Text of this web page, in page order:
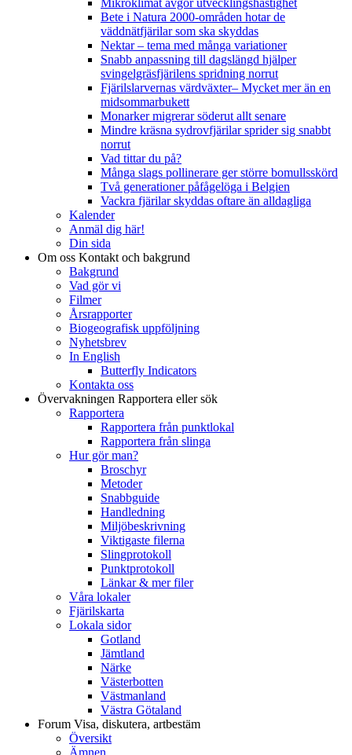
Bete i Natura 2000-områden hotar de
väddnätfjärilar som ska skyddas
Nektar – tema med många variationer
Snabb anpassning till dagslängd hjälper
svingelgräsfjärilens spridning norrut
Fjärilslarvernas värdväxter– Mycket mer än en
midsommarbukett
Monarker migrerar söderut allt senare
Mindre kräsna sydrovfjärilar sprider sig snabbt
norrut
Vad tittar du på?
Många slags pollinerare ger större bomullsskörd
Två generationer påfågelöga i Belgien
Vackra fjärilar skyddas oftare än alldagliga
Kalender
Anmäl dig här!
Din sida
Om oss Kontakt och bakgrund
Bakgrund
Vad gör vi
Filmer
Årsrapporter
Biogeografisk uppföljning
Nyhetsbrev
In English
Butterfly Indicators
Kontakta oss
Övervakningen Rapportera eller sök
Rapportera
Rapportera från punktlokal
Rapportera från slinga
Hur gör man?
Broschyr
Metoder
Snabbguide
Handledning
Miljöbeskrivning
Viktigaste filerna
Slingprotokoll
Punktprotokoll
Länkar & mer filer
Våra lokaler
Fjärilskarta
Lokala sidor
Gotland
Jämtland
Närke
Västerbotten
Västmanland
Västra Götaland
Forum Visa, diskutera, artbestäm
Översikt
Ämnen